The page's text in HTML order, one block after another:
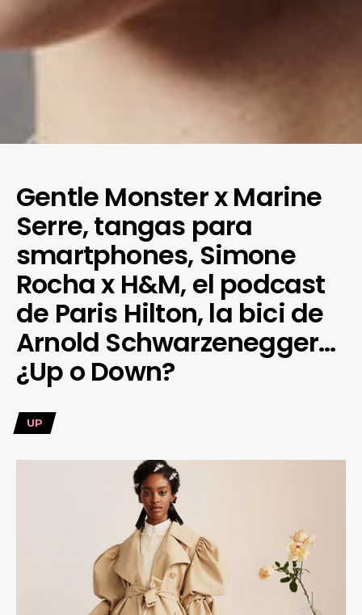
Gentle Monster x Marine
Serre, tangas para
smartphones, Simone
Rocha x H&M, el podcast
de Paris Hilton, la bici de
Arnold Schwarzenegger…
¿Up o Down?
UP